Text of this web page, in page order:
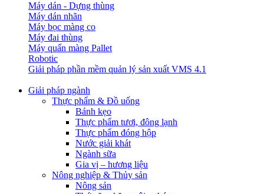
Máy dán - Dựng thùng
Máy dán nhãn
Máy bọc màng co
Máy đai thùng
Máy quấn màng Pallet
Robotic
Giải pháp phần mềm quản lý sản xuất VMS 4.1
Giải pháp ngành
Thực phẩm & Đồ uống
Bánh kẹo
Thực phẩm tươi, đông lạnh
Thực phẩm đóng hộp
Nước giải khát
Ngành sữa
Gia vị – hương liệu
Nông nghiệp & Thủy sản
Nông sản